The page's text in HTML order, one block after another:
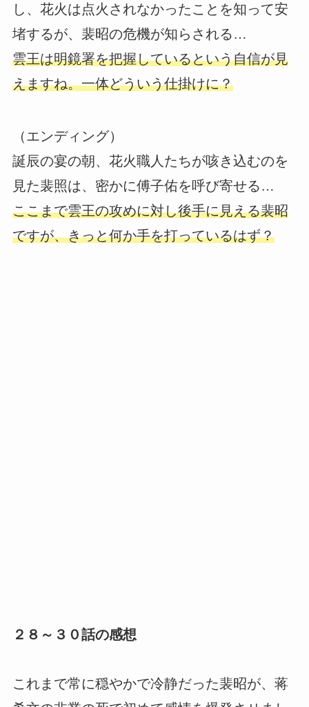
し、花火は点火されなかったことを知って安
堵するが、裴昭の危機が知らされる…
雲王は明鏡署を把握しているという自信が見
えますね。一体どういう仕掛けに？
（エンディング）
誕辰の宴の朝、花火職人たちが咳き込むのを
見た裴照は、密かに傅子佑を呼び寄せる…
ここまで雲王の攻めに対し後手に見える裴昭
ですが、きっと何か手を打っているはず？
２８～３０話の感想
これまで常に穏やかで冷静だった裴昭が、蒋